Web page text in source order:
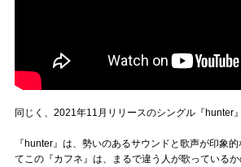
同じく、2021年11月リリースのシングル『hunter
『hunter』は、勢いのあるサウンドと歌声が印象
てこの『カフネ』は、まるで違う人が歌っている